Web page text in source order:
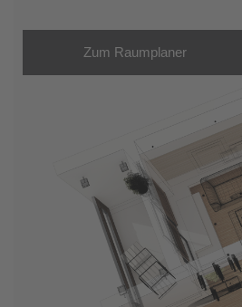
Zum Raumplaner